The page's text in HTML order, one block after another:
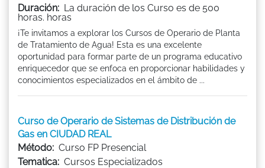
Duración: La duración de los Curso es de 500
horas. horas
¡Te invitamos a explorar los Cursos de Operario de Planta
de Tratamiento de Agua! Esta es una excelente
oportunidad para formar parte de un programa educativo
enriquecedor que se enfoca en proporcionar habilidades y
conocimientos especializados en el ámbito de ...
Curso de Operario de Sistemas de Distribución de
Gas en CIUDAD REAL
Método: Curso FP Presencial
Tematica: Cursos Especializados